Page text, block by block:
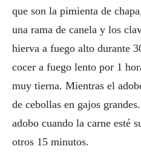
que son la pimienta de
una rama de canela y los
hierva a fuego alto durante
cocer a fuego lento por 1
muy tierna. Mientras el
de cebollas en gajos
adobo cuando la carne esté
otros 15 minutos.